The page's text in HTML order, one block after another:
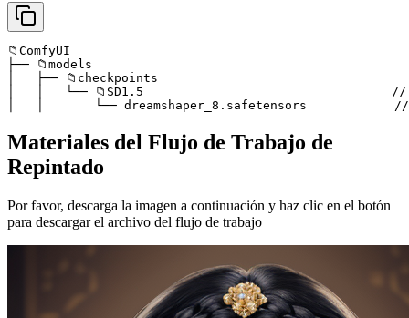
📁ComfyUI
├── 📁models
│   ├── 📁checkpoints
│   │   └── 📁SD1.5                                  //
│   │       └── dreamshaper_8.safetensors            //
Materiales del Flujo de Trabajo de
Repintado
Por favor, descarga la imagen a continuación y haz clic en el botón
para descargar el archivo del flujo de trabajo